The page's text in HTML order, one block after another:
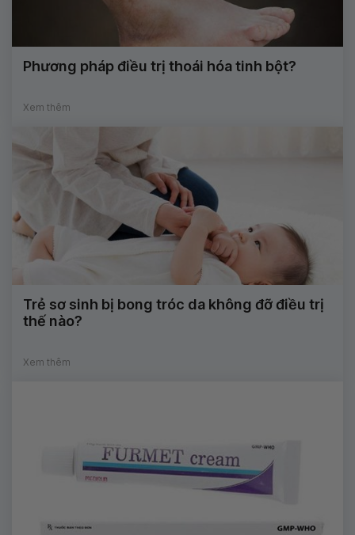
Phương pháp điều trị thoái hóa tinh bột?
Xem thêm
Trẻ sơ sinh bị bong tróc da không đỡ điều trị
thế nào?
Xem thêm